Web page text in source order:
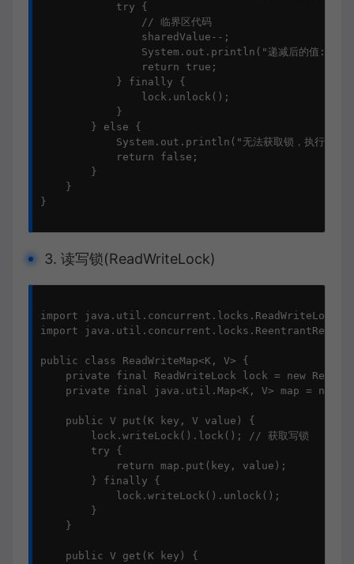
            try {
                // 临界区代码
                sharedValue--;
System.out.println("递减后的值: "
                return true;
            } finally {
                lock.unlock();
            }
        } else {
System.out.println("无法获取锁，执行其他
            return false;
        }
    }
}
3. 读写锁(ReadWriteLock)
import java.util.concurrent.locks.ReadWriteLock;
import
public class ReadWriteMap<K, V> {
private final ReadWriteLock lock = new
private final java.util.Map<K, V> map = new
    public V put(K key, V value) {
        lock.writeLock().lock(); // 获取写锁
        try {
            return map.put(key, value);
        } finally {
            lock.writeLock().unlock();
        }
    }
    public V get(K key) {